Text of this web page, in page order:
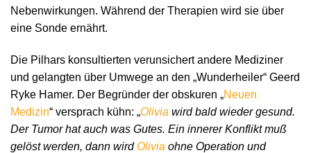
Nebenwirkungen. Während der Therapien wird sie über
eine Sonde ernährt.
Die Pilhars konsultierten verunsichert andere Mediziner
und gelangten über Umwege an den „Wunderheiler“ Geerd
Ryke Hamer. Der Begründer der obskuren „Neuen
Medizin“ versprach kühn: „Olivia wird bald wieder gesund.
Der Tumor hat auch was Gutes. Ein innerer Konflikt muß
gelöst werden, dann wird Olivia ohne Operation und